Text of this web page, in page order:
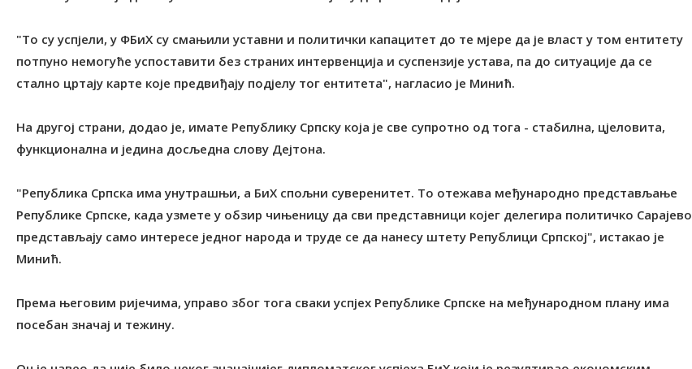
"То су успјели, у ФБиХ су смањили уставни и политички капацитет до те мјере да је власт у том ентитету
потпуно немогуће успоставити без страних интервенција и суспензије устава, па до ситуације да се
стално цртају карте које предвиђају подјелу тог ентитета", нагласио је Минић.
На другој страни, додао је, имате Републику Српску која је све супротно од тога - стабилна, цјеловита,
функционална и једина досљедна слову Дејтона.
"Република Српска има унутрашњи, а БиХ спољни суверенитет. То отежава међународно представљање
Републике Српске, када узмете у обзир чињеницу да сви представници којег делегира политичко Сарајево
представљају само интересе једног народа и труде се да нанесу штету Републици Српској", истакао је
Минић.
Према његовим ријечима, управо због тога сваки успјех Републике Српске на међународном плану има
посебан значај и тежину.